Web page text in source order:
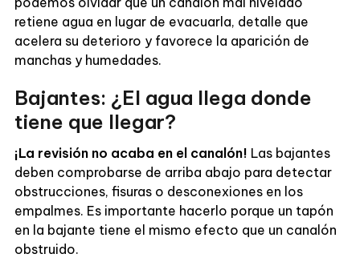
retiene agua en lugar de evacuarla, detalle que
acelera su deterioro y favorece la aparición de
manchas y humedades.
Bajantes: ¿El agua llega donde
tiene que llegar?
¡La revisión no acaba en el canalón! Las bajantes
deben comprobarse de arriba abajo para detectar
obstrucciones, fisuras o desconexiones en los
empalmes. Es importante hacerlo porque un tapón
en la bajante tiene el mismo efecto que un canalón
obstruido.